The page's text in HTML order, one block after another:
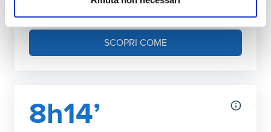
Puoi aumentare la potenza della tua rete
domestica
SCOPRI COME
8h14’